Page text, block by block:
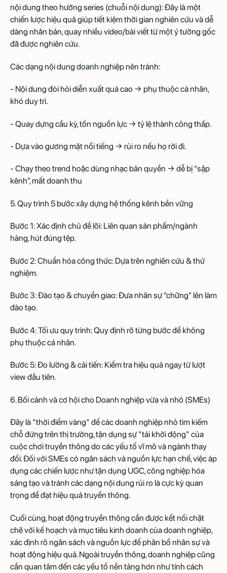
nội dung theo hướng series (chuỗi nội dung): Đây là một
chiến lược hiệu quả giúp tiết kiệm thời gian nghiên cứu và dễ
dàng nhân bản, quay nhiều video/bài viết từ một ý tưởng gốc
đã được nghiên cứu.
Các dạng nội dung doanh nghiệp nên tránh:
- Nội dung đòi hỏi diễn xuất quá cao → phụ thuộc cá nhân,
khó duy trì.
- Quay dựng cầu kỳ, tốn nguồn lực → tỷ lệ thành công thấp.
- Dựa vào gương mặt nổi tiếng → rủi ro nếu họ rời đi.
- Chạy theo trend hoặc dùng nhạc bản quyền → dễ bị “sập
kênh”, mất doanh thu
5. Quy trình 5 bước xây dựng hệ thống kênh bền vững
Bước 1: Xác định chủ đề lõi: Liên quan sản phẩm/ngành
hàng, hút đúng tệp.
Bước 2: Chuẩn hóa công thức: Dựa trên nghiên cứu & thử
nghiệm.
Bước 3: Đào tạo & chuyển giao: Đưa nhân sự “chững” lên làm
đào tạo.
Bước 4: Tối ưu quy trình: Quy định rõ từng bước để không
phụ thuộc cá nhân.
Bước 5: Đo lường & cải tiến: Kiểm tra hiệu quả ngay từ lượt
view đầu tiên.
6. Bối cảnh và cơ hội cho Doanh nghiệp vừa và nhỏ (SMEs)
Đây là "thời điểm vàng" để các doanh nghiệp nhỏ tìm kiếm
chỗ đứng trên thị trường, tận dụng sự "tái khởi động" của
cuộc chơi truyền thông do các yếu tố vĩ mô và ngành thay
đổi. Đối với SMEs có ngân sách và nguồn lực hạn chế, việc áp
dụng các chiến lược như tận dụng UGC, công nghiệp hóa
sáng tạo và tránh các dạng nội dung rủi ro là cực kỳ quan
trọng để đạt hiệu quả truyền thông.
Cuối cùng, hoạt động truyền thông cần được kết nối chặt
chẽ với kế hoạch và mục tiêu kinh doanh của doanh nghiệp,
xác định rõ ngân sách và nguồn lực để phân bổ nhân sự và
hoạt động hiệu quả. Ngoài truyền thông, doanh nghiệp cũng
cần quan tâm đến các yếu tố nền tảng hơn như tính cách